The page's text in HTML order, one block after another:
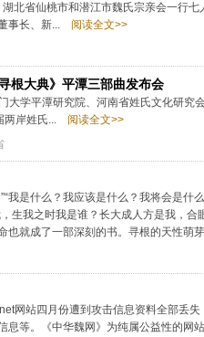
北省仙桃市和潜江市魏氏宗亲会一行
事长、新...
阅读全文>>
根大典》平潭三部曲发布会
大学平潭研究院、河南省姓氏文化研究
两岸姓氏...
阅读全文>>
我是什么？我应该是什么？我将会是什
生我之时我是谁？长大成人方是我，
也就成了一部深刻的书。寻根的天性萌
网站四月份遭到攻击信息资料全部丢
等。《中华魏网》为纯属公益性的网